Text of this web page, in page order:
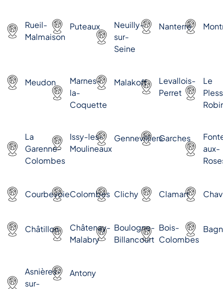
Rueil-
Malmaison
Puteaux
Neuilly-
sur-
Seine
Nanterre
Meudon
Marnes-
la-
Coquette
Malakoff
Levallois-
Perret
Le
La
Garenne-
Colombes
Issy-les-
Moulineaux
GennevilliersGarches
aux-
CourbevoieColombes Clichy Clamart
Châtillon
Châtenay-
Malabry
Boulogne-
Billancourt
Bois-
Colombes
Asnières-
sur-
Antony